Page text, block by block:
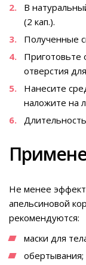
В
(2 кап.).
Полученные
Приготовьте
отверстия
Нанесите
наложите на
Не менее
апельсиновой
рекомендуются:
маски для
обертывания;